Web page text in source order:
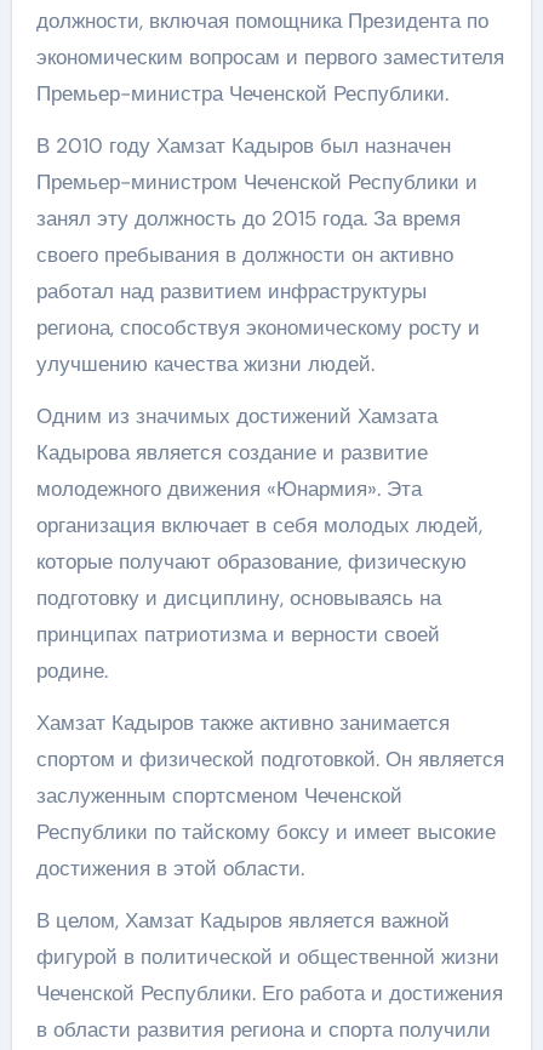
должности, включая помощника Президента по
экономическим вопросам и первого заместителя
Премьер-министра Чеченской Республики.
В 2010 году Хамзат Кадыров был назначен
Премьер-министром Чеченской Республики и
занял эту должность до 2015 года. За время
своего пребывания в должности он активно
работал над развитием инфраструктуры
региона, способствуя экономическому росту и
улучшению качества жизни людей.
Одним из значимых достижений Хамзата
Кадырова является создание и развитие
молодежного движения «Юнармия». Эта
организация включает в себя молодых людей,
которые получают образование, физическую
подготовку и дисциплину, основываясь на
принципах патриотизма и верности своей
родине.
Хамзат Кадыров также активно занимается
спортом и физической подготовкой. Он является
заслуженным спортсменом Чеченской
Республики по тайскому боксу и имеет высокие
достижения в этой области.
В целом, Хамзат Кадыров является важной
фигурой в политической и общественной жизни
Чеченской Республики. Его работа и достижения
в области развития региона и спорта получили